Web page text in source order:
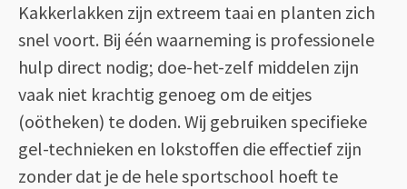
Kakkerlakken zijn extreem taai en planten zich
snel voort. Bij één waarneming is professionele
hulp direct nodig; doe-het-zelf middelen zijn
vaak niet krachtig genoeg om de eitjes
(oötheken) te doden. Wij gebruiken specifieke
gel-technieken en lokstoffen die effectief zijn
zonder dat je de hele sportschool hoeft te